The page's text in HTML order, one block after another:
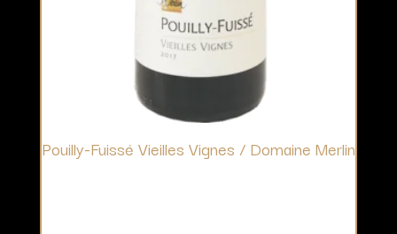
Pouilly-Fuissé Vieilles Vignes / Domaine Merlin